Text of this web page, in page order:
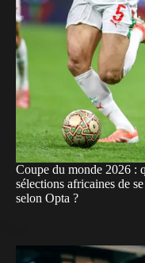
Coupe du monde 2026 :
sélections africaines de
selon Opta ?